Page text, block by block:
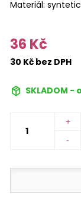
Materiál:
36 Kč
30 Kč bez DPH
SKLADOM
+
-